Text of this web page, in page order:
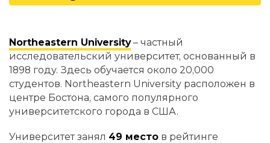
Northeastern University– частный
исследовательский университет, основанный в
1898 году. Здесь обучается около 20,000
студентов. Northeastern University расположен в
центре Бостона, самого популярного
университетского города в США.
Университет занял 49 место в рейтинге